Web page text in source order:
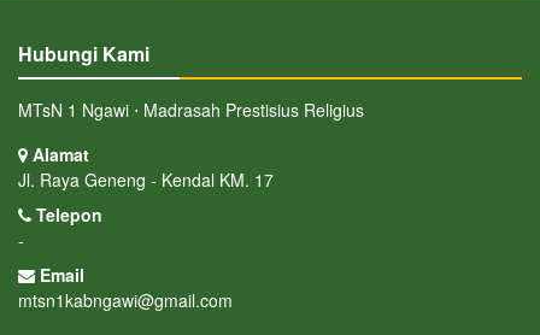
Hubungi Kami
MTsN 1 Ngawi ⋅ Madrasah Prestisius Religius
Alamat
Jl. Raya Geneng - Kendal KM. 17
Telepon
-
Email
mtsn1kabngawi@gmail.com